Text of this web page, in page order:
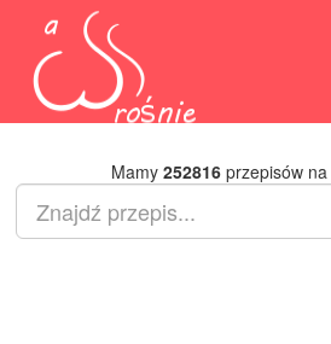
Mamy 252816przepisów na